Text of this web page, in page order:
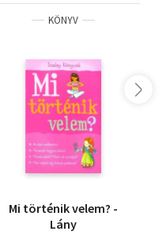
KÖNYV
Mi történik velem? -
Lány